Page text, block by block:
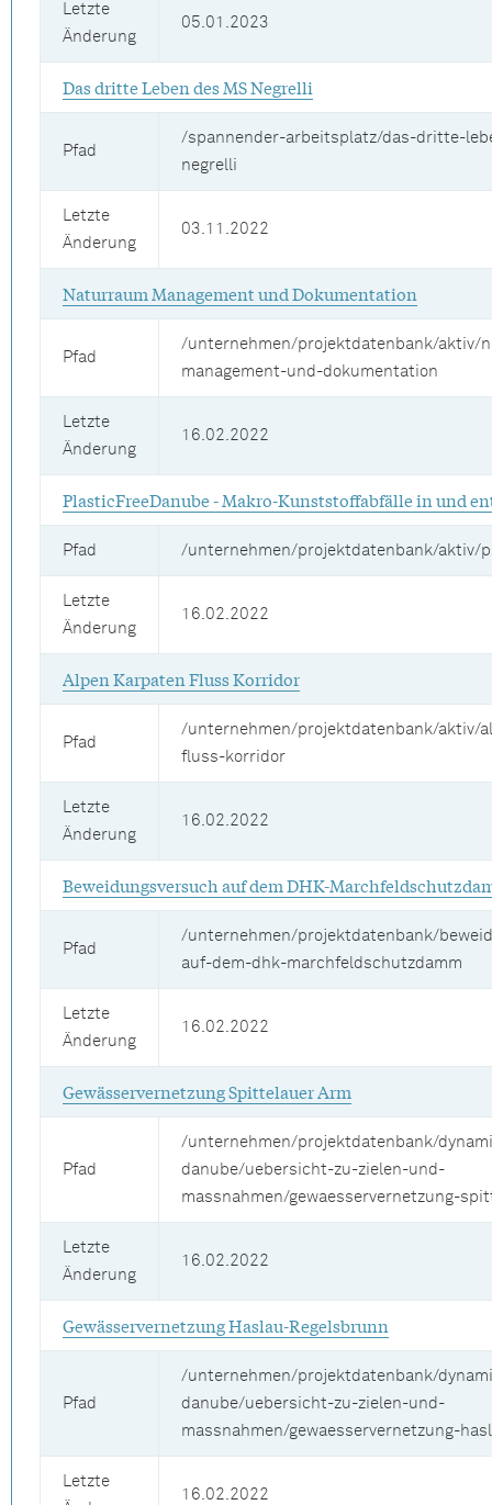
Letzte
Änderung
05.01.2023
Das dritte Leben des MS Negrelli
Pfad
/spannender-arbeitsplatz/das-dritte-
negrelli
Letzte
Änderung
03.11.2022
Naturraum Management und Dokumentation
Pfad
/unternehmen/projektdatenbank/aktiv/
management-und-dokumentation
Letzte
Änderung
16.02.2022
PlasticFreeDanube - Makro-Kunststoffabfälle in und
Pfad /unternehmen/projektdatenbank/aktiv/
Letzte
Änderung
16.02.2022
Alpen Karpaten Fluss Korridor
Pfad
/unternehmen/projektdatenbank/aktiv/
fluss-korridor
Letzte
Änderung
16.02.2022
Beweidungsversuch auf dem DHK-
Pfad
/unternehmen/projektdatenbank/
auf-dem-dhk-marchfeldschutzdamm
Letzte
Änderung
16.02.2022
Gewässervernetzung Spittelauer Arm
Pfad
/unternehmen/projektdatenbank/
danube/uebersicht-zu-zielen-und-
massnahmen/gewaesservernetzung-
Letzte
Änderung
16.02.2022
Gewässervernetzung Haslau-Regelsbrunn
Pfad
/unternehmen/projektdatenbank/
danube/uebersicht-zu-zielen-und-
massnahmen/gewaesservernetzung-
Letzte
16.02.2022